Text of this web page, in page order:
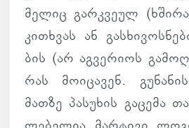
მე­ლიც გარ­კვეულ
კი­თხვას ან
ბის (არ აგ­ვე­რიოს
რას მო­ი­ცა­ვენ.
მათზე პა­სუ­ხის გა­ცემა